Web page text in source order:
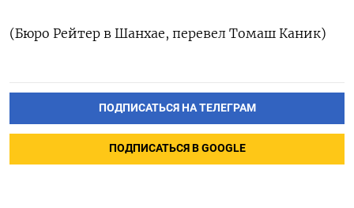
(Бюро Рейтер в Шанхае, перевел Томаш Каник)
ПОДПИСАТЬСЯ НА ТЕЛЕГРАМ
ПОДПИСАТЬСЯ В GOOGLE